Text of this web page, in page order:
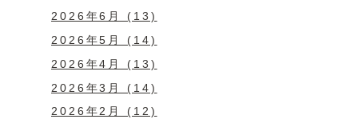
2026年6月 (13)
2026年5月 (14)
2026年4月 (13)
2026年3月 (14)
2026年2月 (12)